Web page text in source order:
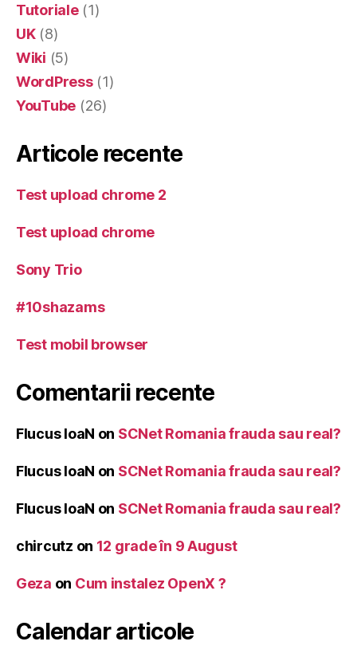
Tutoriale(1)
UK(8)
Wiki (5)
WordPress(1)
YouTube (26)
Articole recente
Test upload chrome 2
Test upload chrome
Sony Trio
#10shazams
Test mobil browser
Comentarii recente
Flucus IoaN on SCNet Romania frauda sau real?
Flucus IoaN on SCNet Romania frauda sau real?
Flucus IoaN on SCNet Romania frauda sau real?
chircutz on 12 grade în 9 August
Geza on Cum instalez OpenX ?
Calendar articole